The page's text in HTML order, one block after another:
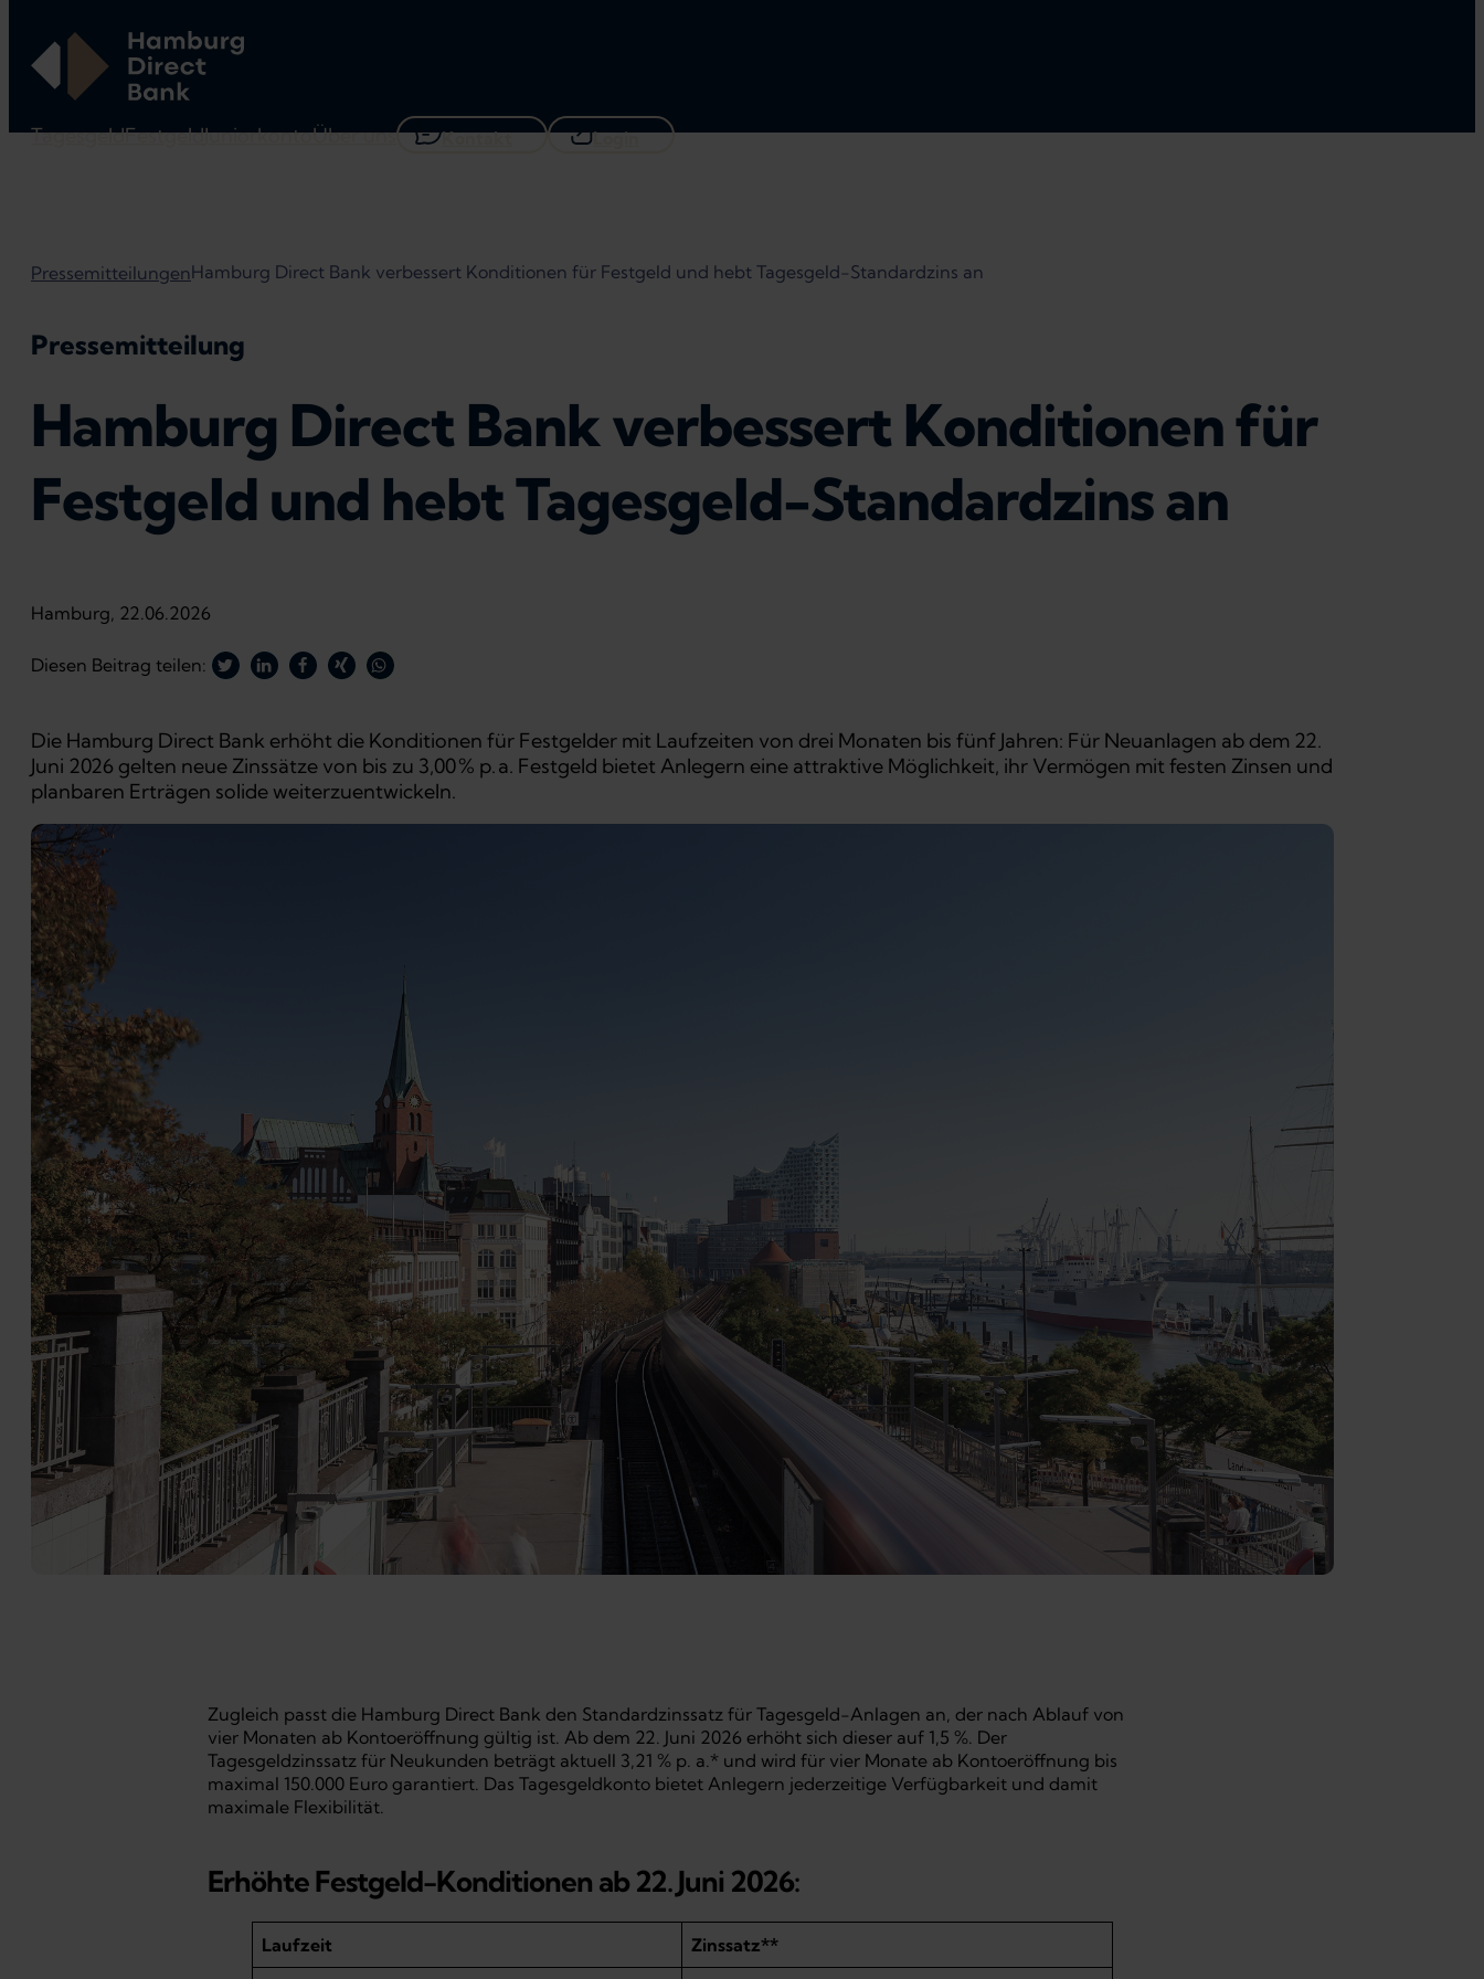
TagesgeldFestgeldJuniorkontoÜber uns Kontakt Login
PressemitteilungenHamburg Direct Bank verbessert Konditionen für Festgeld und hebt Tagesgeld-Standardzins an
Pressemitteilung
Hamburg Direct Bank verbessert Konditionen für
Festgeld und hebt Tagesgeld-Standardzins an
Hamburg, 22.06.2026
Diesen Beitrag teilen:
Die Hamburg Direct Bank erhöht die Konditionen für Festgelder mit Laufzeiten von drei Monaten bis fünf Jahren: Für Neuanlagen ab dem 22.
Juni 2026 gelten neue Zinssätze von bis zu 3,00 % p. a. Festgeld bietet Anlegern eine attraktive Möglichkeit, ihr Vermögen mit festen Zinsen und
planbaren Erträgen solide weiterzuentwickeln.
Zugleich passt die Hamburg Direct Bank den Standardzinssatz für Tagesgeld-Anlagen an, der nach Ablauf von
vier Monaten ab Kontoeröffnung gültig ist. Ab dem 22. Juni 2026 erhöht sich dieser auf 1,5 %. Der
Tagesgeldzinssatz für Neukunden beträgt aktuell 3,21 % p. a.* und wird für vier Monate ab Kontoeröffnung bis
maximal 150.000 Euro garantiert. Das Tagesgeldkonto bietet Anlegern jederzeitige Verfügbarkeit und damit
maximale Flexibilität.
Erhöhte Festgeld-Konditionen ab 22. Juni 2026:
Laufzeit Zinssatz**